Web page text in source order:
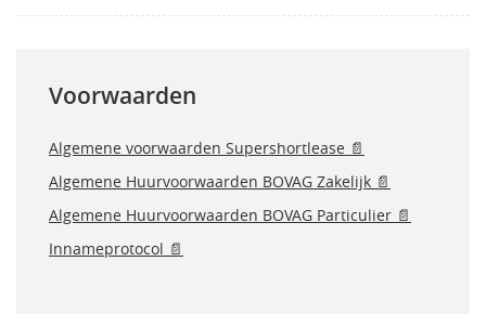
Voorwaarden
Algemene voorwaarden Supershortlease 📄
Algemene Huurvoorwaarden BOVAG Zakelijk 📄
Algemene Huurvoorwaarden BOVAG Particulier 📄
Innameprotocol 📄